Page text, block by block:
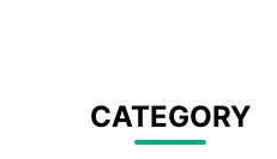
CATEGORY